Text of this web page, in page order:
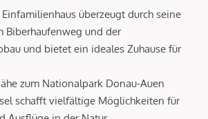
überzeugt durch seine
Biberhaufenweg und der
und bietet ein ideales Zuhause für
zum Nationalpark Donau-Auen
schafft vielfältige Möglichkeiten für